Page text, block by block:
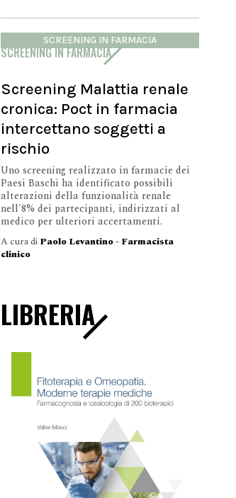
SCREENING IN FARMACIA
SCREENING IN FARMACIA
Screening Malattia renale
cronica: Poct in farmacia
intercettano soggetti a
rischio
Uno screening realizzato in farmacie dei
Paesi Baschi ha identificato possibili
alterazioni della funzionalità renale
nell'8% dei partecipanti, indirizzati al
medico per ulteriori accertamenti.
A cura di Paolo Levantino - Farmacista
clinico
LIBRERIA